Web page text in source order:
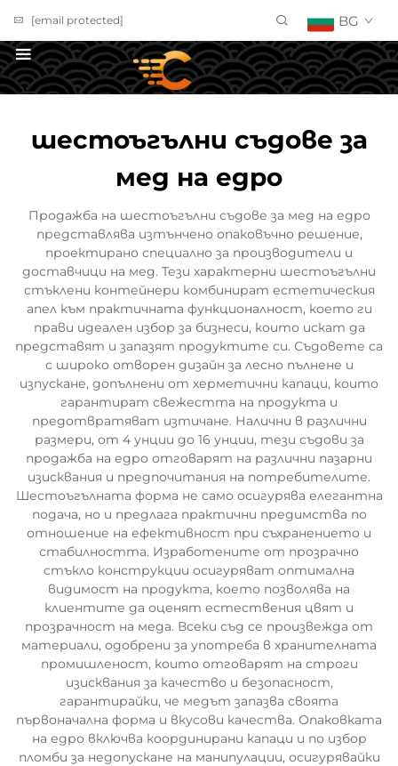
[email protected] BG
шестоъгълни съдове за
мед на едро
Продажба на шестоъгълни съдове за мед на едро
представлява изтънчено опаковъчно решение,
проектирано специално за производители и
доставчици на мед. Тези характерни шестоъгълни
стъклени контейнери комбинират естетическия
апел към практичната функционалност, което ги
прави идеален избор за бизнеси, които искат да
представят и запазят продуктите си. Съдовете са
с широко отворен дизайн за лесно пълнене и
изпускане, допълнени от херметични капаци, които
гарантират свежестта на продукта и
предотвратяват изтичане. Налични в различни
размери, от 4 унции до 16 унции, тези съдови за
продажба на едро отговарят на различни пазарни
изисквания и предпочитания на потребителите.
Шестоъгълната форма не само осигурява елегантна
подача, но и предлага практични предимства по
отношение на ефективност при съхранението и
стабилността. Изработените от прозрачно
стъкло конструкции осигуряват оптимална
видимост на продукта, което позволява на
клиентите да оценят естествения цвят и
прозрачност на меда. Всеки съд се произвежда от
материали, одобрени за употреба в хранителната
промишленост, които отговарят на строги
изисквания за качество и безопасност,
гарантирайки, че медът запазва своята
първоначална форма и вкусови качества. Опаковката
на едро включва координирани капаци и по избор
пломби за недопускане на манипулации, осигурявайки